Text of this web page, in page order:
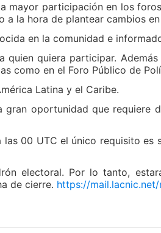
mayor participación en los
la hora de plantear cambios
en la comunidad e
quiera participar.
como en el Foro Público de
Latina y el Caribe.
oportunidad que requiere
00 UTC el único requisito es
electoral. Por lo tanto,
de cierre. https://